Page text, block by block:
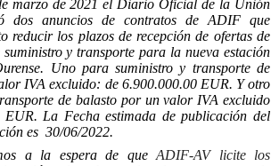
marzo de 2021 el Diario Oficial de la Unión
dos anuncios de contratos de ADIF que
reducir los plazos de recepción de ofertas de
suministro y transporte para la nueva estación
Uno para suministro y transporte de
IVA excluido: de 6.900.000.00 EUR. Y otro
de balasto por un valor IVA excluido
EUR. La Fecha estimada de publicación del
es 30/06/2022.
a la espera de queADIF-AV licite los